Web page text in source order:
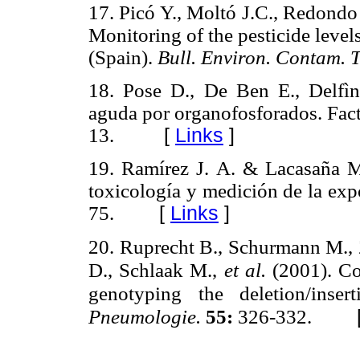
17. Picó Y., Moltó J.C.,
Monitoring of the pesticide
(Spain). Bull. Environ. Contam.
18. Pose D., De Ben E.,
aguda por organofosforados.
13.
[ Links ]
19. Ramírez J. A. & Lacasaña
toxicología y medición de la
75. [ Links ]
20. Ruprecht B., Schurmann
D., Schlaak M., et al. (2001).
genotyping the deletion/
Pneumologie. 55: 326-332.